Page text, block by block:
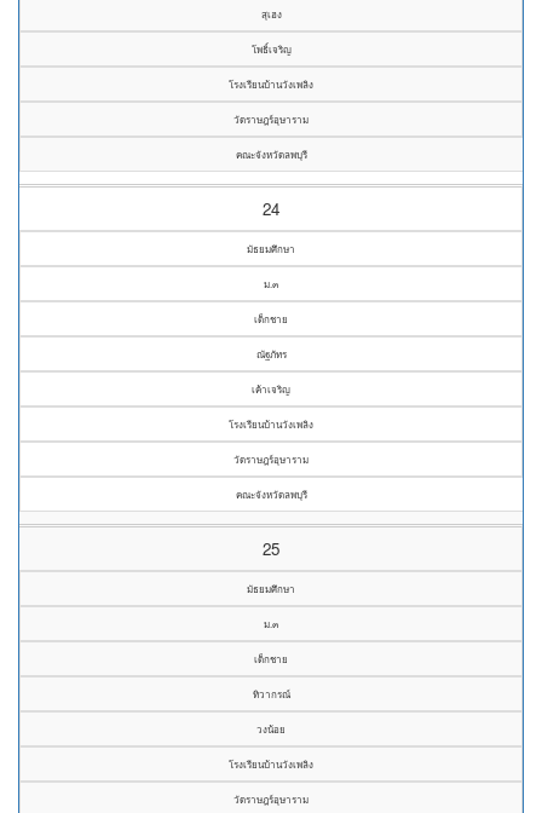
สุเฮง
โพธิ์เจริญ
โรงเรียนบ้านวังเพลิง
วัดราษฎร์อุษาราม
คณะจังหวัดลพบุรี
24
มัธยมศึกษา
ม.๓
เด็กชาย
ณัฐภัทร
เค้าเจริญ
โรงเรียนบ้านวังเพลิง
วัดราษฎร์อุษาราม
คณะจังหวัดลพบุรี
25
มัธยมศึกษา
ม.๓
เด็กชาย
ทิวากรณ์
วงน้อย
โรงเรียนบ้านวังเพลิง
วัดราษฎร์อุษาราม